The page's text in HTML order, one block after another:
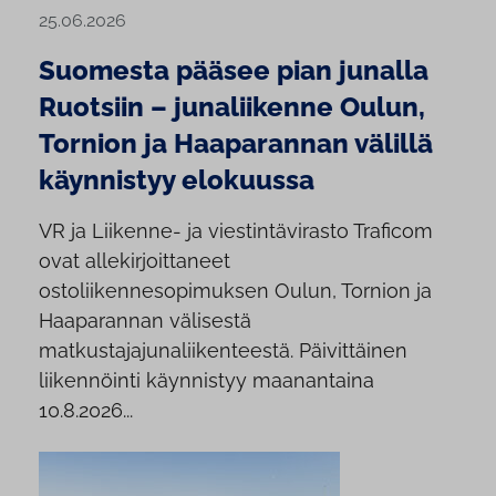
25.06.2026
Suomesta pääsee pian junalla
Ruotsiin – junaliikenne Oulun,
Tornion ja Haaparannan välillä
käynnistyy elokuussa
VR ja Liikenne- ja viestintävirasto Traficom
ovat allekirjoittaneet
ostoliikennesopimuksen Oulun, Tornion ja
Haaparannan välisestä
matkustajajunaliikenteestä. Päivittäinen
liikennöinti käynnistyy maanantaina
10.8.2026...